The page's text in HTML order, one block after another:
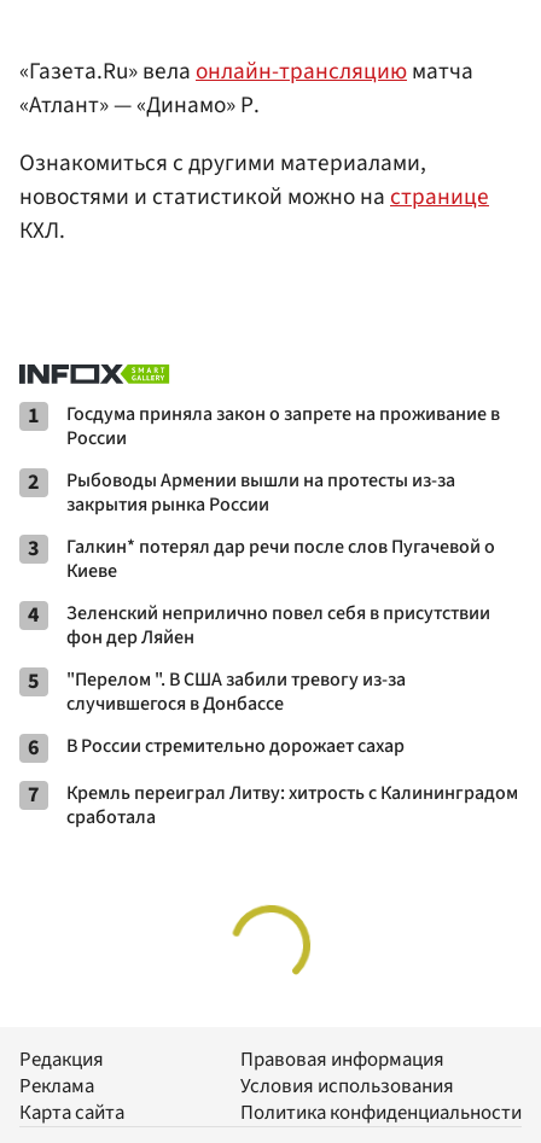
«Газета.Ru» велаонлайн-трансляциюматча
«Атлант» — «Динамо» Р.
Ознакомиться с другими материалами,
новостями и статистикой можно на странице
КХЛ.
1
Госдума приняла закон о запрете на проживание в
России
2
Рыбоводы Армении вышли на протесты из-за
закрытия рынка России
3
Галкин* потерял дар речи после слов Пугачевой о
Киеве
4
Зеленский неприлично повел cебя в присутствии
фон дер Ляйен
5
"Перелом ". В США забили тревогу из-за
случившегося в Донбассе
6 В России стремительно дорожает сахар
7
Кремль переиграл Литву: хитрость с Калининградом
сработала
Редакция
Реклама
Карта сайта
Правовая информация
Условия использования
Политика конфиденциальности